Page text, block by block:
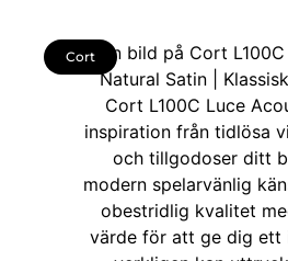
Cort